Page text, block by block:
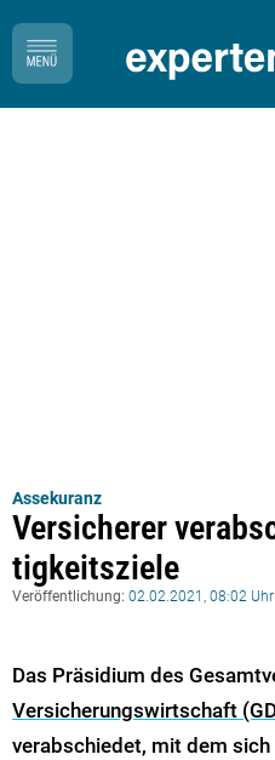
Assekuranz
Ver­si­che­rer
tig­keits­ziele
Veröffentlichung: 02.02.2021, 08:02 Uhr
Das Präsidium des
Versicherungswirtschaft
verabschiedet, mit dem